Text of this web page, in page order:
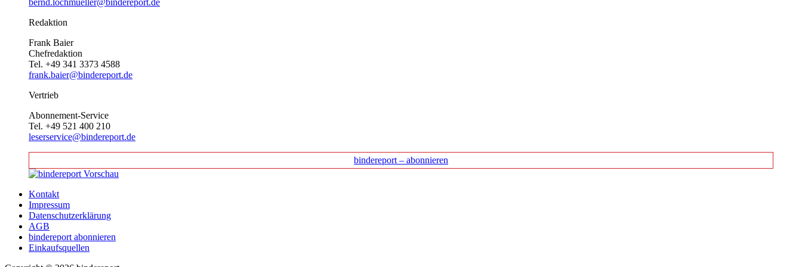
Redaktion
Frank Baier
Chefredaktion
Tel. +49 341 3373 4588
frank.baier@bindereport.de
Vertrieb
Abonnement-Service
Tel. +49 521 400 210
leserservice@bindereport.de
bindereport – abonnieren
Kontakt
Impressum
Datenschutzerklärung
AGB
bindereport abonnieren
Einkaufsquellen